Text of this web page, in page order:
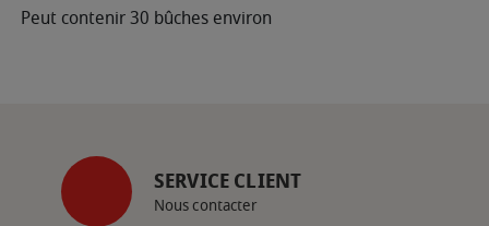
Peut contenir 30 bûches environ
SERVICE CLIENT
Nous contacter